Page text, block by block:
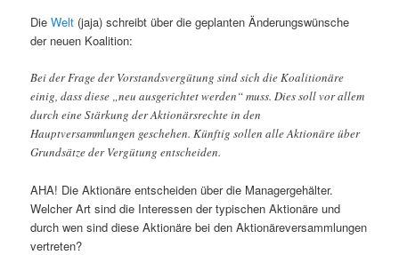
DieWelt (jaja) schreibt über die geplanten Änderungswünsche
der neuen Koalition:
Bei der Frage der Vorstandsvergütung sind sich die Koalitionäre
einig, dass diese „neu ausgerichtet werden“ muss. Dies soll vor allem
durch eine Stärkung der Aktionärsrechte in den
Hauptversammlungen geschehen. Künftig sollen alle Aktionäre über
Grundsätze der Vergütung entscheiden.
AHA! Die Aktionäre entscheiden über die Managergehälter.
Welcher Art sind die Interessen der typischen Aktionäre und
durch wen sind diese Aktionäre bei den Aktionäreversammlungen
vertreten?